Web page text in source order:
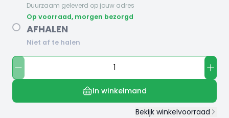
Duurzaam geleverd op jouw adres
op voorraad, morgen bezorgd
AFHALEN
Niet af te halen
In winkelmand
Bekijk winkelvoorraad